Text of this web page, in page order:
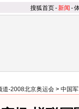
搜狐首页-新闻 -
道-2008北京奥运会 > 中国